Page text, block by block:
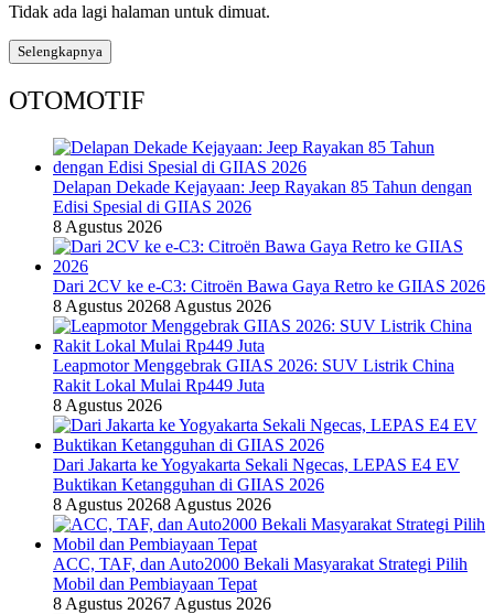
Tidak ada lagi halaman untuk dimuat.
Selengkapnya
OTOMOTIF
Delapan Dekade Kejayaan: Jeep Rayakan 85 Tahun dengan
Edisi Spesial di GIIAS 2026
8 Agustus 2026
Dari 2CV ke e-C3: Citroën Bawa Gaya Retro ke GIIAS 2026
8 Agustus 20268 Agustus 2026
Leapmotor Menggebrak GIIAS 2026: SUV Listrik China
Rakit Lokal Mulai Rp449 Juta
8 Agustus 2026
Dari Jakarta ke Yogyakarta Sekali Ngecas, LEPAS E4 EV
Buktikan Ketangguhan di GIIAS 2026
8 Agustus 20268 Agustus 2026
ACC, TAF, dan Auto2000 Bekali Masyarakat Strategi Pilih
Mobil dan Pembiayaan Tepat
8 Agustus 20267 Agustus 2026